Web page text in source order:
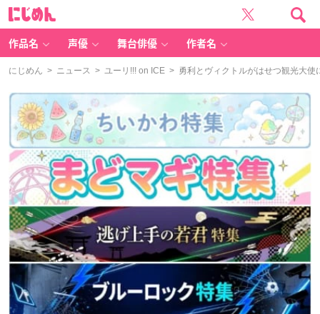
作品名 声優 舞台俳優 作者名
にじめん > ニュース > ユーリ!!! on ICE > 勇利とヴィクトルがはせつ観光大使